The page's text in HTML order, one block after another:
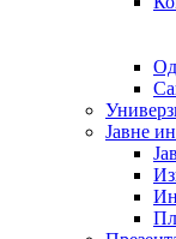
Јавне